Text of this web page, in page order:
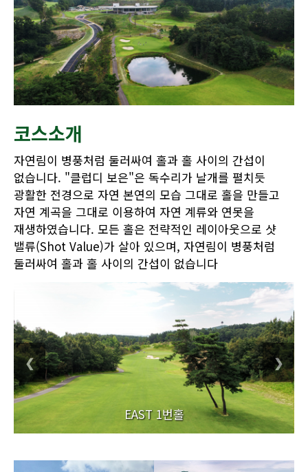
코스소개
자연림이 병풍처럼 둘러싸여 홀과 홀 사이의 간섭이
없습니다. "클럽디 보은"은 독수리가 날개를 펼치듯
광활한 전경으로 자연 본연의 모습 그대로 홀을 만들고
자연 계곡을 그대로 이용하여 자연 계류와 연못을
재생하였습니다. 모든 홀은 전략적인 레이아웃으로 샷
밸류(Shot Value)가 살아 있으며, 자연림이 병풍처럼
둘러싸여 홀과 홀 사이의 간섭이 없습니다
EAST 1번홀
❮ ❯